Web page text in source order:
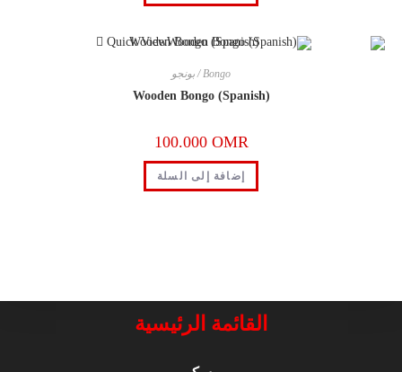
Quick View
Bongo / بونجو
Wooden Bongo (Spanish)
100.000 OMR
إضافة إلى السلة
القائمة الرئيسية